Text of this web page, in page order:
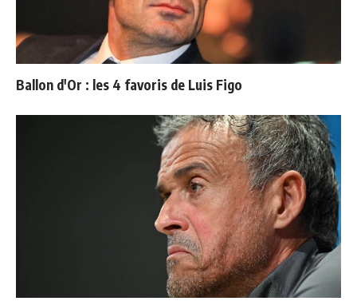
Ballon d'Or : les 4 favoris de Luis Figo